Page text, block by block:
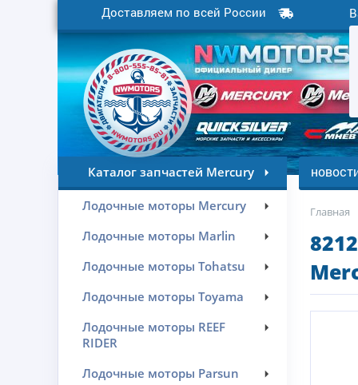
Доставляем по всей России
Каталог запчастей Mercury
Лодочные моторы Mercury
Лодочные моторы Marlin
Лодочные моторы Tohatsu
Лодочные моторы Toyama
Лодочные моторы REEF
RIDER
Лодочные моторы Parsun
Главная